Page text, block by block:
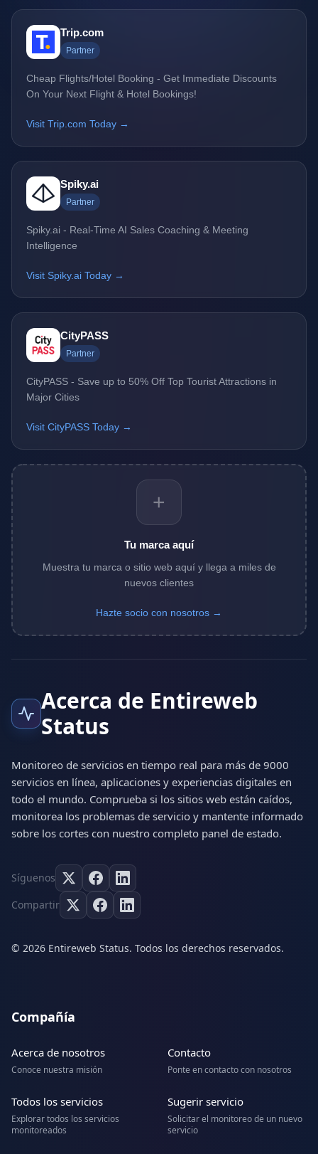
Trip.com
Partner
Cheap Flights/Hotel Booking - Get Immediate Discounts
On Your Next Flight & Hotel Bookings!
Visit Trip.com Today →
Spiky.ai
Partner
Spiky.ai - Real-Time AI Sales Coaching & Meeting
Intelligence
Visit Spiky.ai Today →
CityPASS
Partner
CityPASS - Save up to 50% Off Top Tourist Attractions in
Major Cities
Visit CityPASS Today →
+
Tu marca aquí
Muestra tu marca o sitio web aquí y llega a miles de
nuevos clientes
Hazte socio con nosotros →
Acerca de Entireweb
Status
Monitoreo de servicios en tiempo real para más de 9000
servicios en línea, aplicaciones y experiencias digitales en
todo el mundo. Comprueba si los sitios web están caídos,
monitorea los problemas de servicio y mantente informado
sobre los cortes con nuestro completo panel de estado.
Síguenos
Compartir
© 2026 Entireweb Status. Todos los derechos reservados.
Compañía
Acerca de nosotros
Conoce nuestra misión
Contacto
Ponte en contacto con nosotros
Todos los servicios
Explorar todos los servicios
monitoreados
Sugerir servicio
Solicitar el monitoreo de un nuevo
servicio